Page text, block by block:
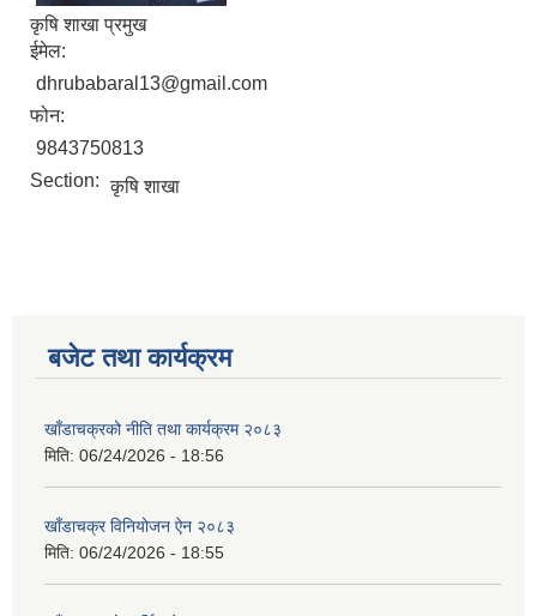
कृषि शाखा प्रमुख
ईमेल:
dhrubabaral13@gmail.com
फोन:
9843750813
Section: कृषि शाखा
बजेट तथा कार्यक्रम
खाँडाचक्रको नीति तथा कार्यक्रम २०८३
मिति: 06/24/2026 - 18:56
खाँडाचक्र विनियोजन ऐन २०८३
मिति: 06/24/2026 - 18:55